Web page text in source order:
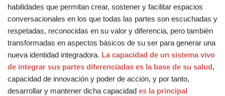
habilidades que permitan crear, sostener y facilitar espacios
conversacionales en los que todas las partes son escuchadas y
respetadas, reconocidas en su valor y diferencia, pero también
transformadas en aspectos básicos de su ser para generar una
nueva identidad integradora. La capacidad de un sistema vivo
de integrar sus partes diferenciadas es la base de su salud,
capacidad de innovación y poder de acción, y por tanto,
desarrollar y mantener dicha capacidad es la principal